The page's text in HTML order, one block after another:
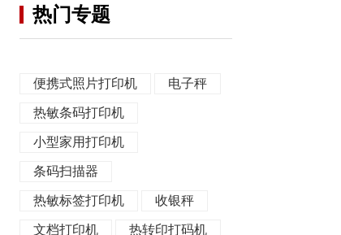
热门专题
便携式照片打印机 电子秤
热敏条码打印机
小型家用打印机
条码扫描器
热敏标签打印机 收银秤
文档打印机 热转印打码机